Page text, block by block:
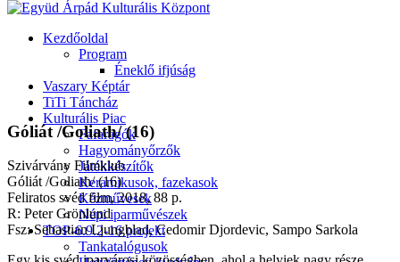
Kezdőoldal
Program
Éneklő ifjúság
Vaszary Képtár
TiTi Táncház
Kulturális Piac
Fafaragók
Hagyományőrzők
Játékkészítők
Keramikusok, fazekasok
Kézművesek
Népi iparművészek
TOP-6.9.2-16 projekt
Tankatalógusok
Góliát /Goliath/ (16)
Szivárvány Filmklub
Góliát /Goliath/ (16)
Feliratos svéd film, 2018, 88 p.
R: Peter Grönlund
Fsz: Sebastian Ljungblad, Cedomir Djordevic, Sampo Sarkola